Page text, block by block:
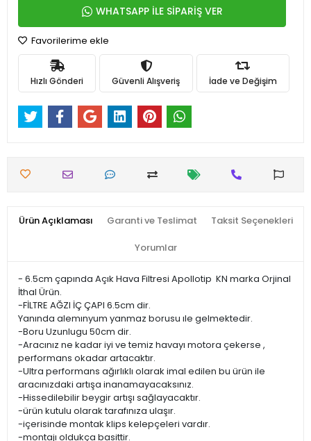
WHATSAPP İLE SİPARİŞ VER
Favorilerime ekle
Hızlı Gönderi Güvenli Alışveriş İade ve Değişim
Ürün Açıklaması Garanti ve Teslimat Taksit Seçenekleri
Yorumlar
- 6.5cm çapında Açık Hava Filtresi Apollotip KN marka Orjinal
İthal Ürün.
-FİLTRE AĞZI İÇ ÇAPI 6.5cm dir.
Yanında alemınyum yanmaz borusu ıle gelmektedir.
-Boru Uzunlugu 50cm dir.
-Aracınız ne kadar iyi ve temiz havayı motora çekerse ,
performans okadar artacaktır.
-Ultra performans ağırlıklı olarak imal edilen bu ürün ile
aracınızdaki artışa inanamayacaksınız.
-Hissedilebilir beygir artışı sağlayacaktır.
-ürün kutulu olarak tarafınıza ulaşır.
-içerisinde montak klips kelepçeleri vardır.
-montajı oldukça basittir.